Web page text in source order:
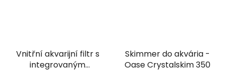
Vnitřní akvarijní filtr s
integrovaným
Skimmer do akvária -
Oase Crystalskim 350